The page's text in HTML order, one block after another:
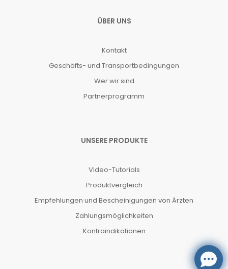
ÜBER UNS
Kontakt
Geschäfts- und Transportbedingungen
Wer wir sind
Partnerprogramm
UNSERE PRODUKTE
Video-Tutorials
Produktvergleich
Empfehlungen und Bescheinigungen von Ärzten
Zahlungsmöglichkeiten
Kontraindikationen